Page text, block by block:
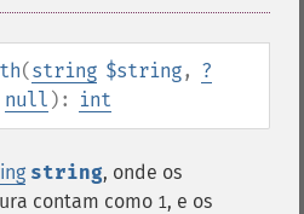
(string $string, ?
null ): int
string, onde os
contam como 1, e os